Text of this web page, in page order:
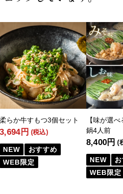
柔らか牛すもつ3個セット
3,694円 (税込)
NEW
おすすめ
WEB限定
【味が選
鍋4人前
8,400円 (
NEW
WEB限定